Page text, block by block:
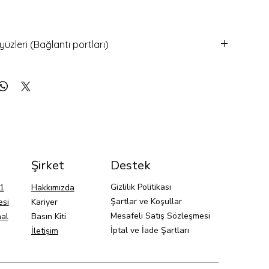
kontrol kartı
(Bağlantı portları)
Güç Girişi
Güç Girişi
Girişler
Uyarı Devresi
Safety LED Gösterge
Şirket
Hakkımızda
Kariyer
Basın Kiti
İletişim
Destek
Gizlilik Politikası
Şartlar ve Koşullar
Mesafeli Satış Sözleşmesi
İptal ve İade Şartları